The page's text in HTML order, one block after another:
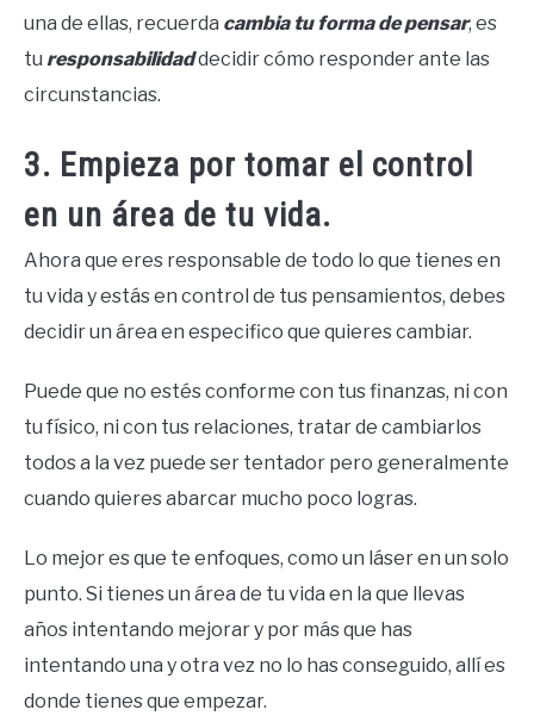
una de ellas, recuerda cambia tu forma de pensar, es
tu responsabilidaddecidir cómo responder ante las
circunstancias.
3. Empieza por tomar el control
en un área de tu vida.
Ahora que eres responsable de todo lo que tienes en
tu vida y estás en control de tus pensamientos, debes
decidir un área en especifico que quieres cambiar.
Puede que no estés conforme con tus finanzas, ni con
tu físico, ni con tus relaciones, tratar de cambiarlos
todos a la vez puede ser tentador pero generalmente
cuando quieres abarcar mucho poco logras.
Lo mejor es que te enfoques, como un láser en un solo
punto. Si tienes un área de tu vida en la que llevas
años intentando mejorar y por más que has
intentando una y otra vez no lo has conseguido, allí es
donde tienes que empezar.